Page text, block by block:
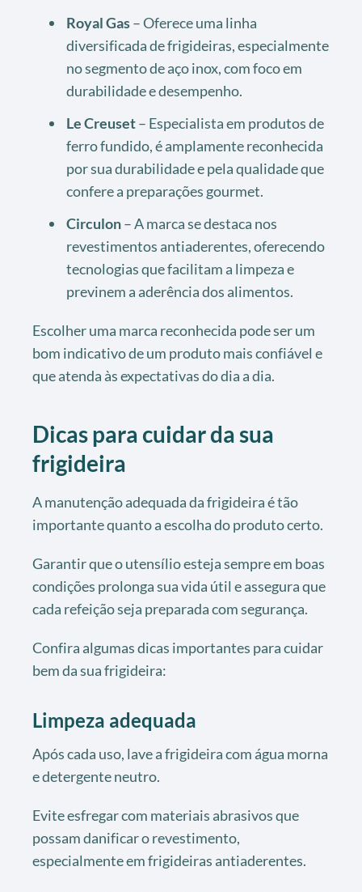
Royal Gas– Oferece uma linha
diversificada de frigideiras, especialmente
no segmento de aço inox, com foco em
durabilidade e desempenho.
Le Creuset– Especialista em produtos de
ferro fundido, é amplamente reconhecida
por sua durabilidade e pela qualidade que
confere a preparações gourmet.
Circulon– A marca se destaca nos
revestimentos antiaderentes, oferecendo
tecnologias que facilitam a limpeza e
previnem a aderência dos alimentos.
Escolher uma marca reconhecida pode ser um
bom indicativo de um produto mais confiável e
que atenda às expectativas do dia a dia.
Dicas para cuidar da sua
frigideira
A manutenção adequada da frigideira é tão
importante quanto a escolha do produto certo.
Garantir que o utensílio esteja sempre em boas
condições prolonga sua vida útil e assegura que
cada refeição seja preparada com segurança.
Confira algumas dicas importantes para cuidar
bem da sua frigideira:
Limpeza adequada
Após cada uso, lave a frigideira com água morna
e detergente neutro.
Evite esfregar com materiais abrasivos que
possam danificar o revestimento,
especialmente em frigideiras antiaderentes.